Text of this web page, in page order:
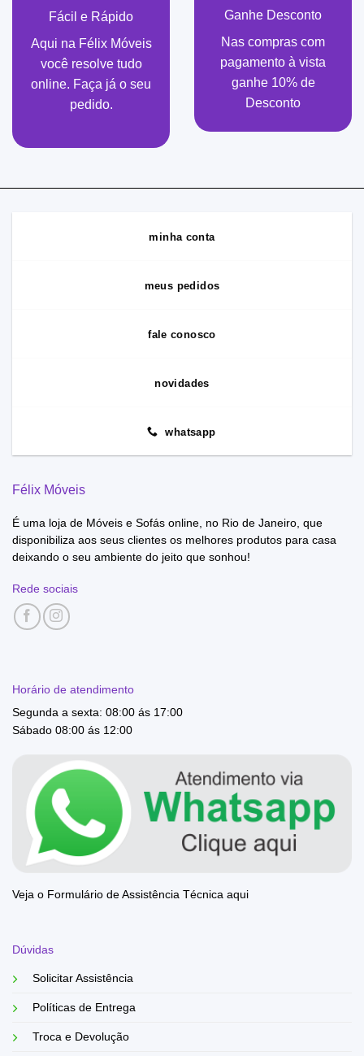
Fácil e Rápido
Aqui na Félix Móveis
você resolve tudo
online. Faça já o seu
pedido.
Ganhe Desconto
Nas compras com
pagamento à vista
ganhe 10% de
Desconto
minha conta
meus pedidos
fale conosco
novidades
whatsapp
Félix Móveis
É uma loja de Móveis e Sofás online, no Rio de Janeiro, que
disponibiliza aos seus clientes os melhores produtos para casa
deixando o seu ambiente do jeito que sonhou!
Rede sociais
Horário de atendimento
Segunda a sexta: 08:00 ás 17:00
Sábado 08:00 ás 12:00
Veja o Formulário de Assistência Técnica aqui
Dúvidas
Solicitar Assistência
Políticas de Entrega
Troca e Devolução